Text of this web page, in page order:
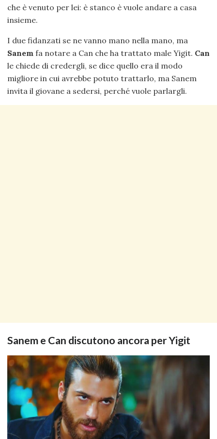
che è venuto per lei: è stanco è vuole andare a casa
insieme.
I due fidanzati se ne vanno mano nella mano, ma
Sanem fa notare a Can che ha trattato male Yigit. Can
le chiede di credergli, se dice quello era il modo
migliore in cui avrebbe potuto trattarlo, ma Sanem
invita il giovane a sedersi, perché vuole parlargli.
Sanem e Can discutono ancora per Yigit